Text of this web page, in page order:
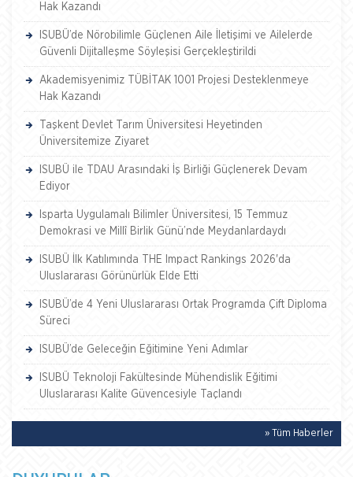
Hak Kazandı
ISUBÜ’de Nörobilimle Güçlenen Aile İletişimi ve Ailelerde
Güvenli Dijitalleşme Söyleşisi Gerçekleştirildi
Akademisyenimiz TÜBİTAK 1001 Projesi Desteklenmeye
Hak Kazandı
Taşkent Devlet Tarım Üniversitesi Heyetinden
Üniversitemize Ziyaret
ISUBÜ ile TDAU Arasındaki İş Birliği Güçlenerek Devam
Ediyor
Isparta Uygulamalı Bilimler Üniversitesi, 15 Temmuz
Demokrasi ve Millî Birlik Günü’nde Meydanlardaydı
ISUBÜ İlk Katılımında THE Impact Rankings 2026'da
Uluslararası Görünürlük Elde Etti
ISUBÜ’de 4 Yeni Uluslararası Ortak Programda Çift Diploma
Süreci
ISUBÜ’de Geleceğin Eğitimine Yeni Adımlar
ISUBÜ Teknoloji Fakültesinde Mühendislik Eğitimi
Uluslararası Kalite Güvencesiyle Taçlandı
» Tüm Haberler